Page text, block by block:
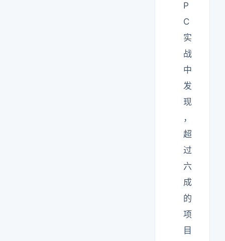
P
C
实
战
中
发
现
，
超
过
六
成
的
项
目